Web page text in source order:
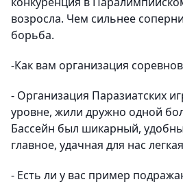
возросла. Чем сильнее
борьба.
-Как вам организация
- Организация Паразиатских
уровне, жили дружно одной
Бассейн был шикарный,
главное, удачная для нас
- Есть ли у вас пример